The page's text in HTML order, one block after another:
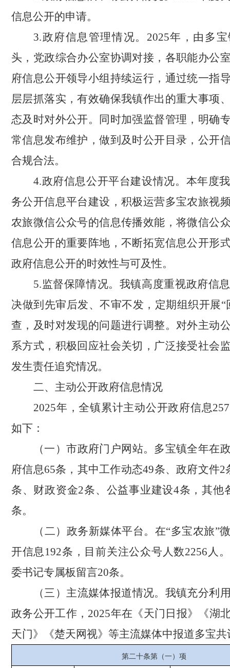
信息公开的申请。
3.政府信息管理情况。 2025年， 由 多宝
头，党政综合办公室协调对接，各职能办公
府信息公开领导小组持续运行 ， 通过统一指
层层抓落实，有效确保我镇作出的重大事项
态及时对外公开。 同时加强监督管理， 明确
常信息发布维护，做到及时公开目录，公开
合规合法。
4.政府信息公开平台建设情况。 本年度
务公开信息平台建设， 积极运营多宝农旅视
农旅微信公众号的信息传播效能 ，将微信公
信息公开的重要阵地，不断拓宽信息公开形
政府信息公开的时效性与可及性。
5.监督保障情况。 我镇高度重视政府信
决做到先审后发、不审不发，定期组织开展“
查，及时对发现的问题进行调整。对外主动
系方式，积极回应社会关切，广泛接受社会
发生责任追究情况。
二、主动公开政府信息情况
2025年，全镇累计主动公开政府信息257
如下：
（一）市政府门户网站。 多宝镇全年在
府信息65条，其中工作动态49条、政府文件2
条、财政资金2条、公益事业建设4条，其他
条。
（二）政务新媒体平台。 在“多宝农旅”
开信息192条，目前关注公众号人数2256人
委书记专属板留言20条。
（三）主流媒体报道情况。 我镇充分利
政务公开工作， 2025年在 《天门日报》《湖
天门》《楚天网视》等主流媒体中报道多宝共
第二十条第（一）项